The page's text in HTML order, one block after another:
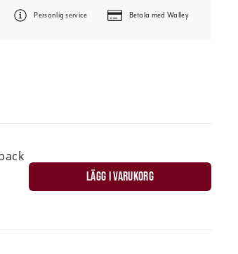
Personlig service Betala med Walley
LÄGG I VARUKORG